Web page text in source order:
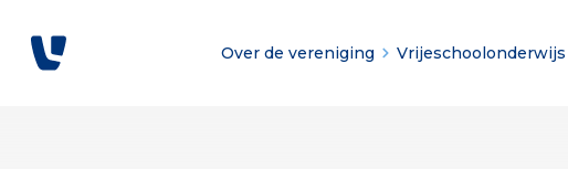
Over de vereniging Vrijeschoolonderwijs